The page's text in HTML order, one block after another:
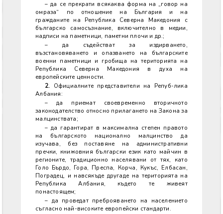
– да се прекрати всякаква форма на „говор на
омраза“ по отношение на България и на
гражданите на Република Северна Македония с
българско самосъзнание, включително в медии,
надписи на паметници, паметни плочи и др.;
– да съдействат за издирването,
възстановяването и опазването на българските
военни паметници и гробища на територията на
Република Северна Македония в духа на
европейските ценности.
2. Официалните представители на Репуб-лика
Албания:
– да приемат своевременно вторичното
законодателство относно прилагането на Закона за
малцинствата;
– да гарантират в максимална степен правото
на българското национално малцинство да
изучава, без поставяне на административни
пречки, книжовния български език като майчин в
регионите, традиционно населявани от тях, като
Голо Бърдо, Гора, Преспа, Корча, Кукъс, Елбасан,
Поградец, и навсякъде другаде на територията на
Република Албания, където те живеят
понастоящем;
– да проведат преброяването на населението
съгласно най-високите европейски стандарти.